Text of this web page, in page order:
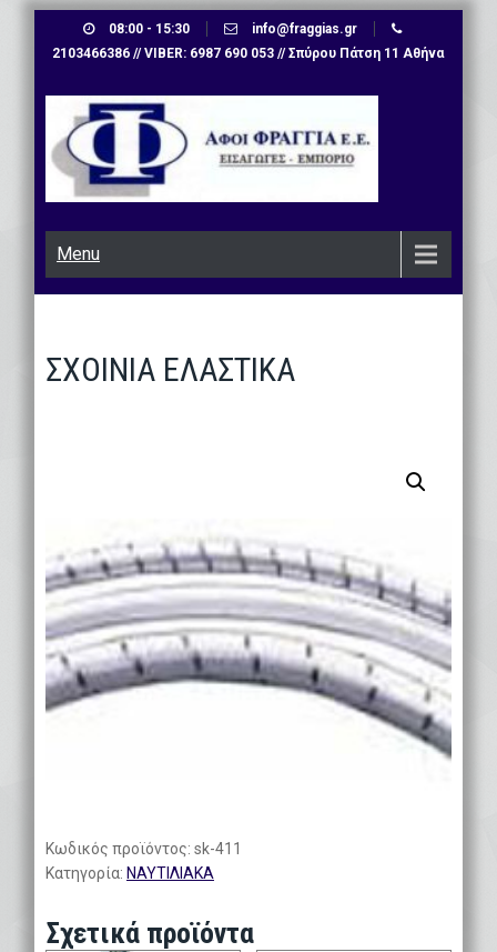
08:00 - 15:30
info@fraggias.gr
2103466386 // VIBER: 6987 690 053 // Σπύρου Πάτση 11 Αθήνα
Menu
ΣΧΟΙΝΙΑ ΕΛΑΣΤΙΚΑ
Κωδικός προϊόντος: sk-411
Κατηγορία: ΝΑΥΤΙΛΙΑΚΑ
Σχετικά προϊόντα